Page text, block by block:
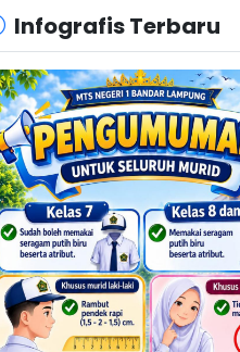
Infografis Terbaru